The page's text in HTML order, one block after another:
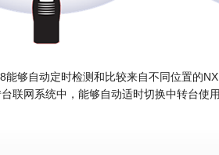
能够自动定时检测和比较来自不同位置的
联网系统中，能够自动适时切换中转台使